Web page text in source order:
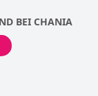
BEI CHANIA